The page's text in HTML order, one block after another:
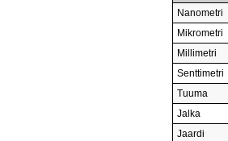
Nanometri
Mikrometri
Millimetri
Senttimetri
Tuuma
Jalka
Jaardi